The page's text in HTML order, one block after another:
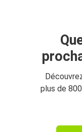
plus de